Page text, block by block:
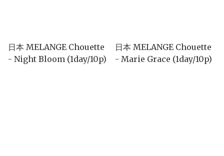
日本 MELANGE Chouette
- Night Bloom (1day/10p)
日本 MELANGE Chouette
- Marie Grace (1day/10p)